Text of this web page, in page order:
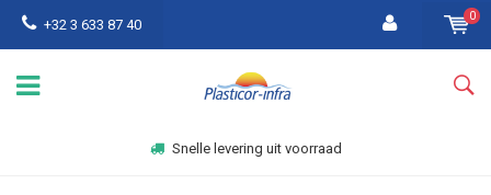
+32 3 633 87 40
0
Snelle levering uit voorraad